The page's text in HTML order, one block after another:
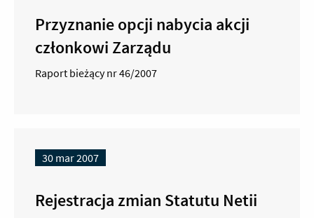
Przyznanie opcji nabycia akcji
członkowi Zarządu
Raport bieżący nr 46/2007
30 mar 2007
Rejestracja zmian Statutu Netii